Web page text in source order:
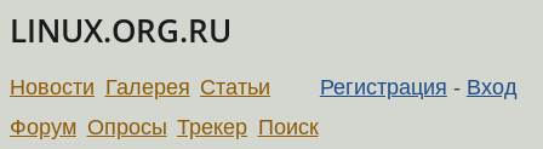
LINUX.ORG.RU
Регистрация - Вход
Новости Галерея Статьи
Форум Опросы Трекер Поиск